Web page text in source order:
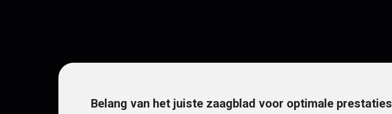
Belang van het juiste zaagblad voor optimale prestaties